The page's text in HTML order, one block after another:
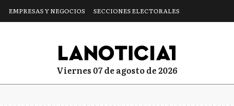
EMPRESAS Y NEGOCIOS SECCIONES ELECTORALES
viernes 07 de agosto de 2026